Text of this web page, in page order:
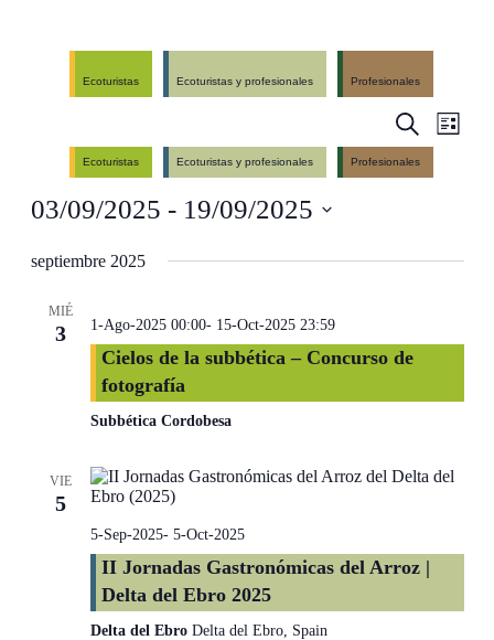
Ecoturistas Ecoturistas y profesionales Profesionales
Events
Search
and
SearchList
Ecoturistas Ecoturistas y profesionales Profesionales
03/09/2025 - 19/09/2025
date.
septiembre 2025
MIÉ
3 1-Ago-2025 00:00- 15-Oct-2025 23:59
Cielos de la subbética – Concurso de
fotografía
Subbética Cordobesa
VIE
5
5-Sep-2025- 5-Oct-2025
II Jornadas Gastronómicas del Arroz |
Delta del Ebro 2025
Delta del Ebro Delta del Ebro, Spain